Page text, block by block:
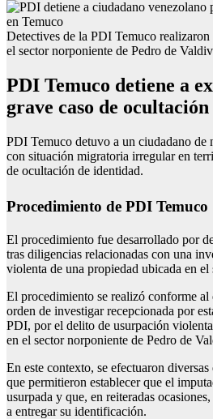
Detectives de la PDI Temuco
el sector norponiente de Pedro de
PDI Temuco detiene a
grave caso de
PDI Temuco detuvo a un ciudadano de
con situación migratoria irregular en
de ocultación de identidad.
Procedimiento de PDI Temuco
El procedimiento fue desarrollado por
tras diligencias relacionadas con una
violenta de una propiedad ubicada en
El procedimiento se realizó conforme
orden de investigar recepcionada por
PDI, por el delito de usurpación
en el sector norponiente de Pedro de
En este contexto, se efectuaron
que permitieron establecer que el
usurpada y que, en reiteradas
a entregar su identificación.